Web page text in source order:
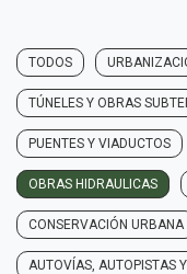
TODOS
TÚNELES Y OBRAS
PUENTES Y VIADUCTOS
OBRAS HIDRAULICAS
CONSERVACIÓN URBANA
AUTOVÍAS, AUTOPISTAS